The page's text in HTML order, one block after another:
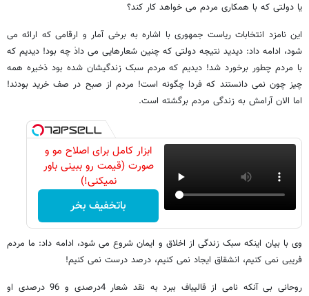
یا دولتی که با همکاری مردم می خواهد کار کند؟
این نامزد انتخابات ریاست جمهوری با اشاره به برخی آمار و ارقامی که ارائه می
شود، ادامه داد: دیدید نتیجه دولتی که چنین شعارهایی می دادٰ چه بود! دیدیم که
با مردم چطور برخورد شد! دیدیم که مردم سبک زندگیشان شده بود ذخیره همه
چیز چون نمی دانستند که فردا چگونه است! مردم از صبح در صف خرید بودند!
اما الان آرامش به زندگی مردم برگشته است.
ابزار کامل برای اصلاح مو و
صورت (قیمت رو ببینی باور
نمیکنی!)
باتخفیف بخر
وی با بیان اینکه سبک زندگی از اخلاق و ایمان شروع می شود، ادامه داد: ما مردم
فریبی نمی کنیم، انشقاق ایجاد نمی کنیم، درصد درست نمی کنیم!
روحانی بی آنکه نامی از قالیباف ببرد به نقد شعار 4درصدی و 96 درصدی او